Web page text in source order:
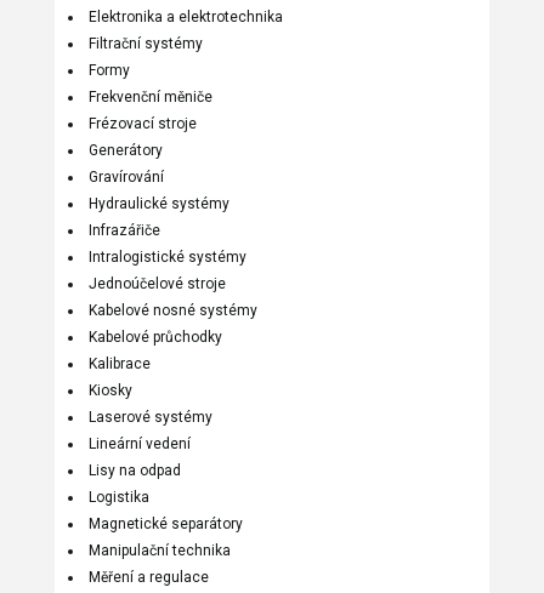
Elektronika a elektrotechnika
Filtrační systémy
Formy
Frekvenční měniče
Frézovací stroje
Generátory
Gravírování
Hydraulické systémy
Infrazářiče
Intralogistické systémy
Jednoúčelové stroje
Kabelové nosné systémy
Kabelové průchodky
Kalibrace
Kiosky
Laserové systémy
Lineární vedení
Lisy na odpad
Logistika
Magnetické separátory
Manipulační technika
Měření a regulace